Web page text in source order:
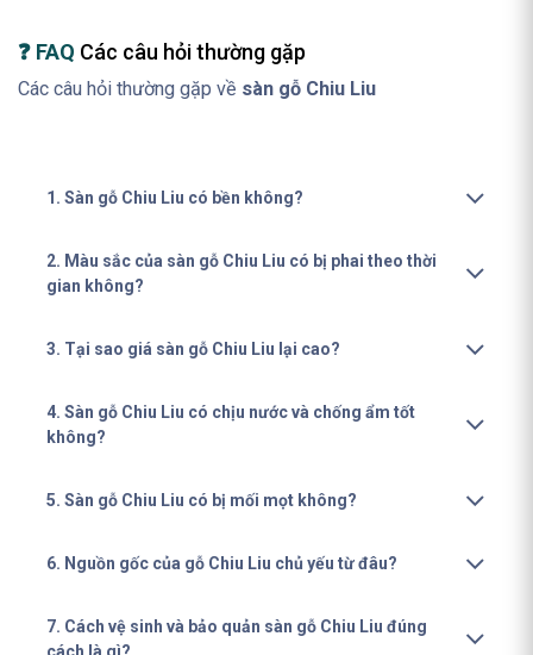
❓ FAQ Các câu hỏi thường gặp
Các câu hỏi thường gặp về sàn gỗ Chiu Liu
1. Sàn gỗ Chiu Liu có bền không?
2. Màu sắc của sàn gỗ Chiu Liu có bị phai theo thời
gian không?
3. Tại sao giá sàn gỗ Chiu Liu lại cao?
4. Sàn gỗ Chiu Liu có chịu nước và chống ẩm tốt
không?
5. Sàn gỗ Chiu Liu có bị mối mọt không?
6. Nguồn gốc của gỗ Chiu Liu chủ yếu từ đâu?
7. Cách vệ sinh và bảo quản sàn gỗ Chiu Liu đúng